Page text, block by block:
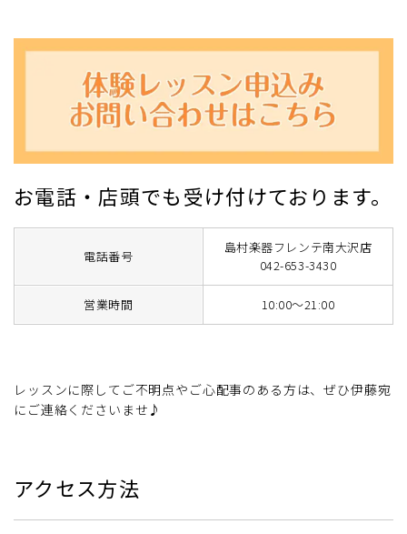
お電話・店頭でも受け付けております。
電話番号
島村楽器フレンテ南大沢店
042-653-3430
営業時間 10:00～21:00
レッスンに際してご不明点やご心配事のある方は、ぜひ伊藤宛
にご連絡くださいませ♪
アクセス方法